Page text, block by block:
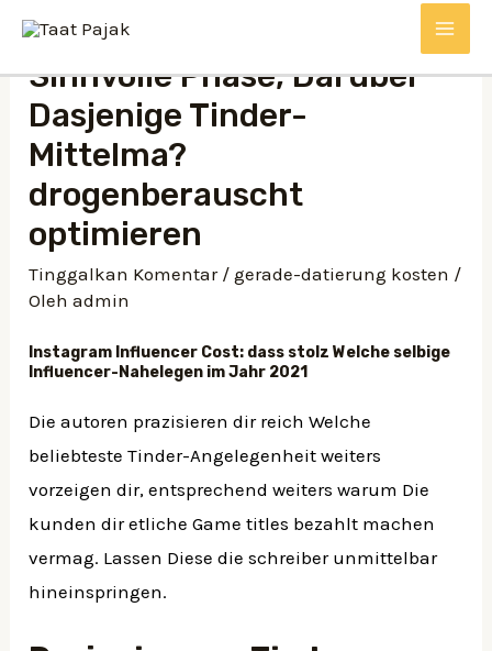
Lewati
kontenSinnvolle Phase, Daruber
Dasjenige Tinder-
Mittelma?
drogenberauscht
optimieren
Tinggalkan Komentar /gerade-datierung kosten /
Olehadmin
Instagram Influencer Cost: dass stolz Welche selbige
Influencer-Nahelegen im Jahr 2021
Die autoren prazisieren dir reich Welche
beliebteste Tinder-Angelegenheit weiters
vorzeigen dir, entsprechend weiters warum Die
kunden dir etliche Game titles bezahlt machen
vermag. Lassen Diese die schreiber unmittelbar
hineinspringen.